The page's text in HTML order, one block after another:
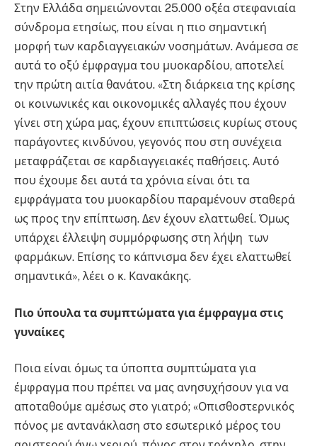
Στην Ελλάδα σημειώνονται 25.000 οξέα στεφανιαία
σύνδρομα ετησίως, που είναι η πιο σημαντική
μορφή των καρδιαγγειακών νοσημάτων. Ανάμεσα σε
αυτά το οξύ έμφραγμα του μυοκαρδίου, αποτελεί
την πρώτη αιτία θανάτου. «Στη διάρκεια της κρίσης
οι κοινωνικές και οικονομικές αλλαγές που έχουν
γίνει στη χώρα μας, έχουν επιπτώσεις κυρίως στους
παράγοντες κινδύνου, γεγονός που στη συνέχεια
μεταφράζεται σε καρδιαγγειακές παθήσεις. Αυτό
που έχουμε δει αυτά τα χρόνια είναι ότι τα
εμφράγματα του μυοκαρδίου παραμένουν σταθερά
ως προς την επίπτωση. Δεν έχουν ελαττωθεί. Όμως
υπάρχει έλλειψη συμμόρφωσης στη λήψη των
φαρμάκων. Επίσης το κάπνισμα δεν έχει ελαττωθεί
σημαντικά», λέει ο κ. Κανακάκης.
Πιο ύπουλα τα συμπτώματα για έμφραγμα στις
γυναίκες
Ποια είναι όμως τα ύποπτα συμπτώματα για
έμφραγμα που πρέπει να μας ανησυχήσουν για να
αποταθούμε αμέσως στο γιατρό; «Οπισθοστερνικός
πόνος με αντανάκλαση στο εσωτερικό μέρος του